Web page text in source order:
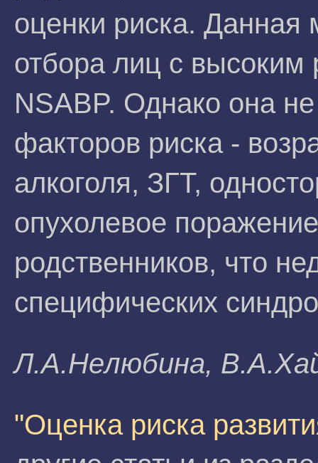
оценки риска. Данная
отбора лиц с высоким
NSABP. Однако она
факторов риска -
алкоголя, ЗГТ,
опухолевое
родственников, что
специфических
Л.A.Heлюбинa,
"Оценка риска